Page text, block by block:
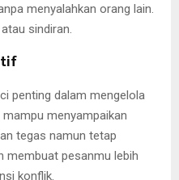
menyalahkan orang lain.
sindiran.
penting dalam mengelola
menyampaikan
tegas namun tetap
membuat pesanmu lebih
konflik.